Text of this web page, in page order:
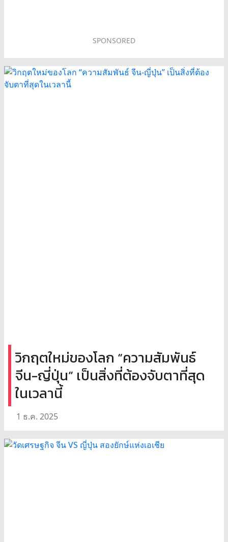
SPONSORED
วิกฤตใหม่ของโลก “ความสัมพันธ์
จีน-ญี่ปุ่น” เป็นสิ่งที่ต้องจับตาที่สุด
ในเวลานี้
1 ธ.ค. 2025